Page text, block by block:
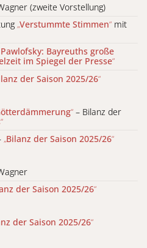
(zweite Vorstellung)
„Verstummte Stimmen“ mit
Bayreuths große
im Spiegel der Presse“
der Saison 2025/26“
“ – Bilanz der
“
„Bilanz der Saison 2025/26“
der Saison 2025/26“
der Saison 2025/26“